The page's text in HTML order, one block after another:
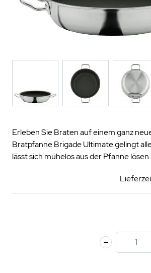
Erleben Sie Braten auf einem ganz
Bratpfanne Brigade Ultimate gelingt
lässt sich mühelos aus der Pfanne lösen.
Menge